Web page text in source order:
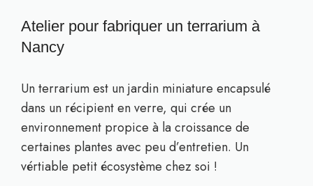
Atelier pour fabriquer un terrarium à
Nancy
Un terrarium est un jardin miniature encapsulé
dans un récipient en verre, qui crée un
environnement propice à la croissance de
certaines plantes avec peu d’entretien. Un
vértiable petit écosystème chez soi !